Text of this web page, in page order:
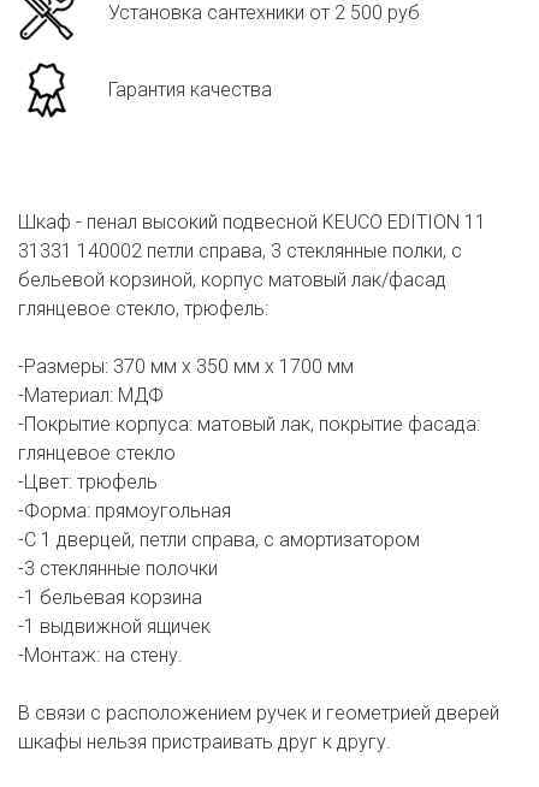
Установка сантехники от 2 500 руб
Гарантия качества
Шкаф - пенал высокий подвесной KEUCO EDITION 11
31331 140002 петли справа, 3 стеклянные полки, с
бельевой корзиной, корпус матовый лак/фасад
глянцевое стекло, трюфель:
-Размеры: 370 мм x 350 мм х 1700 мм
-Материал: МДФ
-Покрытие корпуса: матовый лак, покрытие фасада:
глянцевое стекло
-Цвет: трюфель
-Форма: прямоугольная
-С 1 дверцей, петли справа, с амортизатором
-3 стеклянные полочки
-1 бельевая корзина
-1 выдвижной ящичек
-Монтаж: на стену.
В связи с расположением ручек и геометрией дверей
шкафы нельзя пристраивать друг к другу.